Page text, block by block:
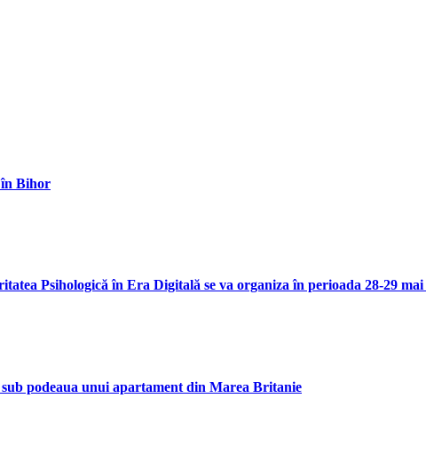
în Bihor
Psihologică în Era Digitală se va organiza în perioada 28-29 mai
podeaua unui apartament din Marea Britanie